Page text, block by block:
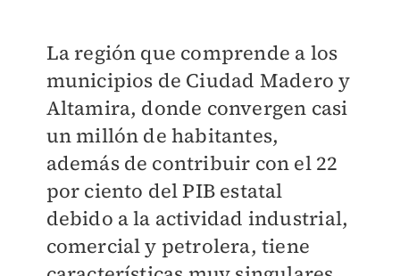
La región que comprende a los
municipios de Ciudad Madero y
Altamira, donde convergen casi
un millón de habitantes,
además de contribuir con el 22
por ciento del PIB estatal
debido a la actividad industrial,
comercial y petrolera, tiene